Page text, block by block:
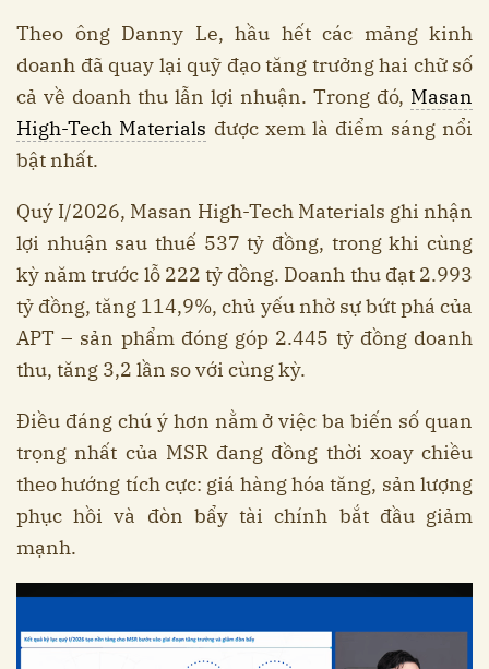
Theo ông Danny Le, hầu hết các mảng kinh
doanh đã quay lại quỹ đạo tăng trưởng hai chữ số
cả về doanh thu lẫn lợi nhuận. Trong đó, Masan
High-Tech Materials được xem là điểm sáng nổi
bật nhất.
Quý I/2026, Masan High-Tech Materials ghi nhận
lợi nhuận sau thuế 537 tỷ đồng, trong khi cùng
kỳ năm trước lỗ 222 tỷ đồng. Doanh thu đạt 2.993
tỷ đồng, tăng 114,9%, chủ yếu nhờ sự bứt phá của
APT – sản phẩm đóng góp 2.445 tỷ đồng doanh
thu, tăng 3,2 lần so với cùng kỳ.
Điều đáng chú ý hơn nằm ở việc ba biến số quan
trọng nhất của MSR đang đồng thời xoay chiều
theo hướng tích cực: giá hàng hóa tăng, sản lượng
phục hồi và đòn bẩy tài chính bắt đầu giảm
mạnh.